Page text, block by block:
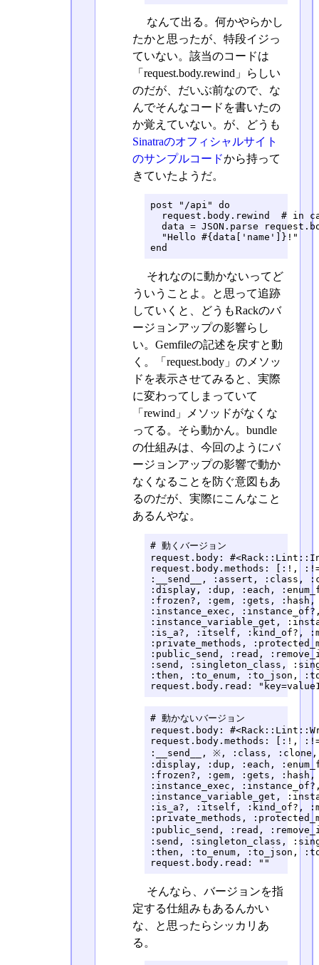
なんて出る。何かやらかし
たかと思ったが、特段イジっ
ていない。該当のコードは
「request.body.rewind」らしい
のだが、だいぶ前なので、な
んでそんなコードを書いたの
か覚えていない。が、どうも
Sinatraのオフィシャルサイト
のサンプルコードから持って
きていたようだ。
post "/api" do
request.body.rewind  # in
data = JSON.parse
  "Hello #{data['name']}!"
end
それなのに動かないってど
ういうことよ。と思って追跡
していくと、どうもRackのバ
ージョンアップの影響らし
い。Gemfileの記述を戻すと動
く。「request.body」のメソッ
ドを表示させてみると、実際
に変わってしまっていて
「rewind」メソッドがなくな
ってる。そら動かん。bundle
の仕組みは、今回のようにバ
ージョンアップの影響で動か
なくなることを防ぐ意図もあ
るのだが、実際にこんなこと
あるんやな。
# 動くバージョン
request.body:
request.body.methods: [:!,
:__send__, :assert, :class,
:display, :dup, :each,
:frozen?, :gem, :gets,
:instance_exec,
:instance_variable_get,
:is_a?, :itself, :kind_of?,
:private_methods,
:public_send, :read,
:send, :singleton_class,
:then, :to_enum, :to_json,
request.body.read:
# 動かないバージョン
request.body:
request.body.methods: [:!,
:__send__, ※, :class,
:display, :dup, :each,
:frozen?, :gem, :gets,
:instance_exec,
:instance_variable_get,
:is_a?, :itself, :kind_of?,
:private_methods,
:public_send, :read,
:send, :singleton_class,
:then, :to_enum, :to_json,
request.body.read: ""
そんなら、バージョンを指
定する仕組みもあるんかい
な、と思ったらシッカリあ
る。